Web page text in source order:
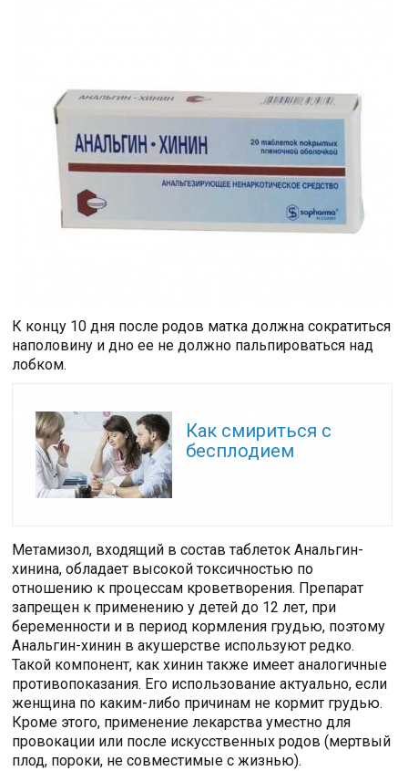
К концу 10 дня после родов матка должна сократиться
наполовину и дно ее не должно пальпироваться над
лобком.
Как смириться с
бесплодием
Метамизол, входящий в состав таблеток Анальгин-
хинина, обладает высокой токсичностью по
отношению к процессам кроветворения. Препарат
запрещен к применению у детей до 12 лет, при
беременности и в период кормления грудью, поэтому
Анальгин-хинин в акушерстве используют редко.
Такой компонент, как хинин также имеет аналогичные
противопоказания. Его использование актуально, если
женщина по каким-либо причинам не кормит грудью.
Кроме этого, применение лекарства уместно для
провокации или после искусственных родов (мертвый
плод, пороки, не совместимые с жизнью).